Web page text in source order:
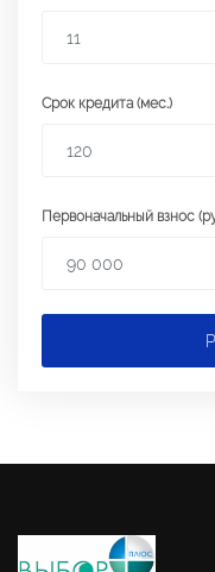
Срок кредита (мес.)
Первоначальный взнос